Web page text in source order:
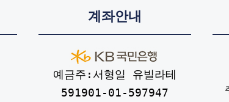
계좌안내
예금주:서형일 유빌라테
591901-01-597947